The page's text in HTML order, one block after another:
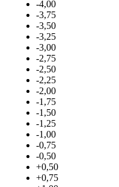
-4,00
-3,75
-3,50
-3,25
-3,00
-2,75
-2,50
-2,25
-2,00
-1,75
-1,50
-1,25
-1,00
-0,75
-0,50
+0,50
+0,75